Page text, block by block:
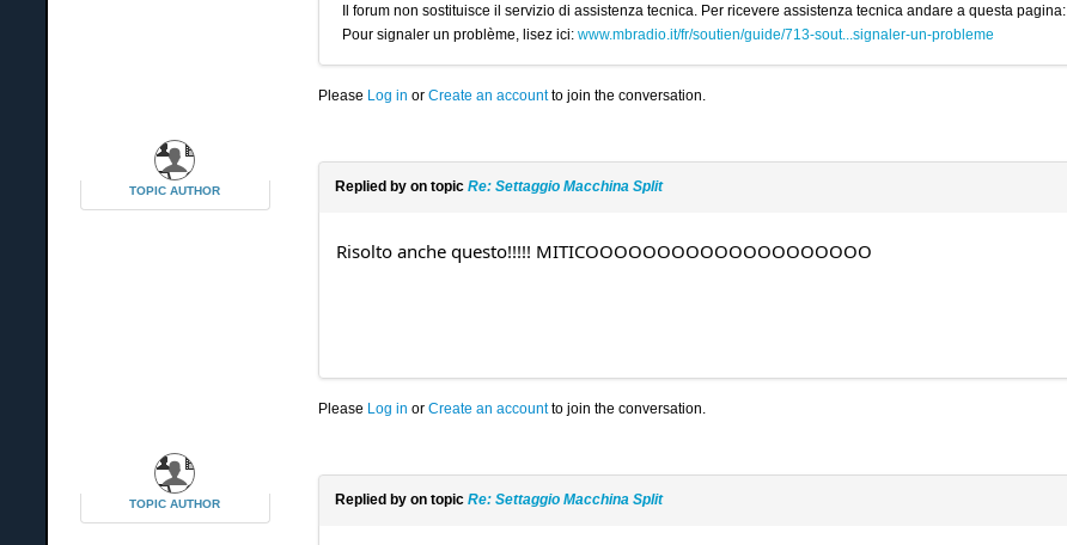
Il forum non sostituisce il servizio di assistenza tecnica. Per ricevere assistenza tecnica andare a questa pagina:
Pour signaler un problème, lisez ici: www.mbradio.it/fr/soutien/guide/713-sout...signaler-un-probleme
Please Log in or Create an accountto join the conversation.
TOPIC AUTHOR Replied by on topic Re: Settaggio Macchina Split
Risolto anche questo!!!!! MITICOOOOOOOOOOOOOOOOOOOO
Please Log in or Create an accountto join the conversation.
TOPIC AUTHOR Replied by on topic Re: Settaggio Macchina Split